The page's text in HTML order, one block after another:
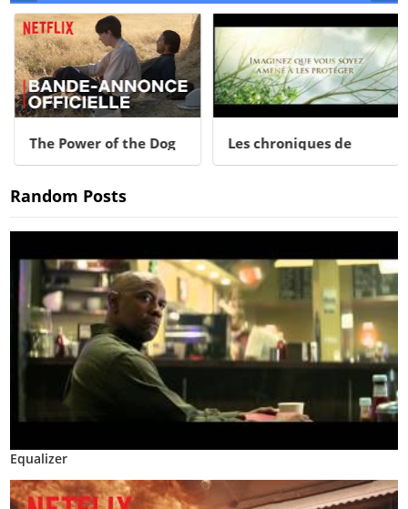
The Power of the Dog
Les chroniques de
Spiderwick
Random Posts
Equalizer